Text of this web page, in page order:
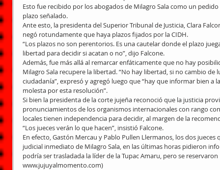
Esto fue recibido por los abogados de Milagro Sala como un
plazo señalado.
Ante esto, la presidenta del Superior Tribunal de Justicia, Clara
negó rotundamente que haya plazos fijados por la CIDH.
“Los plazos no son perentorios. Es una cautelar donde el plazo
libertad para decidir si acatan o no”, dijo Falcone.
Además, fue más allá al remarcar enfáticamente que no hay
Milagro Sala recupere la libertad. “No hay libertad, si no cambio
ciudadanía”, expresó y agregó luego que “hay que informar bien
molesta por esta resolución”.
Si bien la presidenta de la corte jujeña reconoció que la justicia
pronunciamientos de los organismos internacionales con rango
locales tienen independencia para decidir, al margen de la
“Los jueces verán lo que hacen”, insistió Falcone.
En efecto, Gastón Mercau y Pablo Pullen Llermanos, los dos
judicial inmediato de Milagro Sala, en las últimas horas pidieron
podría ser trasladada la líder de la Tupac Amaru, pero se
www.jujuyalmomento.com)